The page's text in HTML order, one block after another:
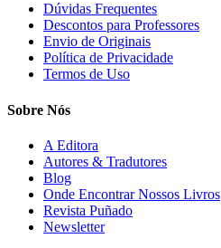
Dúvidas Frequentes
Descontos para Professores
Envio de Originais
Política de Privacidade
Termos de Uso
Sobre Nós
A Editora
Autores & Tradutores
Blog
Onde Encontrar Nossos Livros
Revista Puñado
Newsletter